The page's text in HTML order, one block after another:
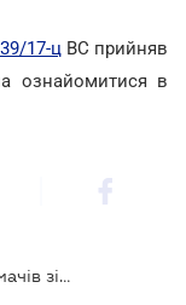
17-ц ВС прийняв
ознайомитися в
Власник не завжди може виселити наймачів зі свого житла